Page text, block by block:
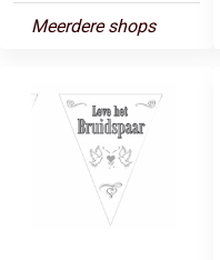
Meerdere shops